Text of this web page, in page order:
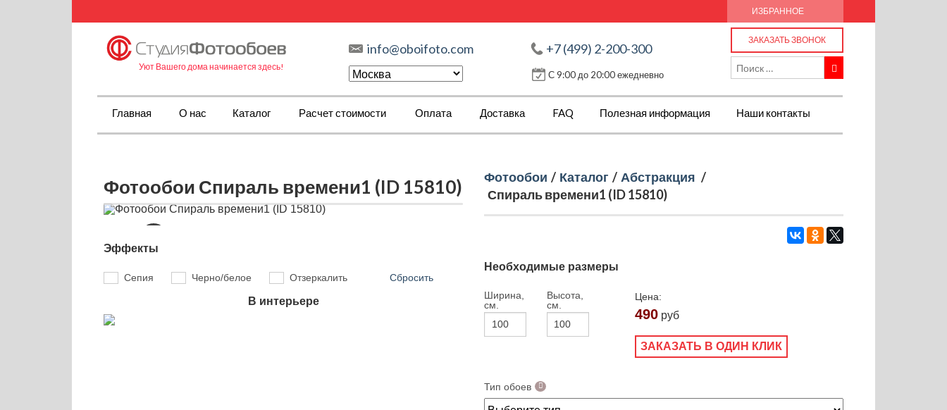
ИЗБРАННОЕ
Уют Вашего дома начинается здесь!
info@oboifoto.com +7 (499) 2-200-300
С 9:00 до 20:00 ежедневно
ЗАКАЗАТЬ ЗВОНОК
Главная О нас Каталог Расчет стоимости Оплата Доставка FAQ Полезная информация Наши контакты
Фотообои Спираль времени1 (ID 15810)
Эффекты
Сепия Черно/белое Отзеркалить Сбросить
В интерьере
Фотообои / Каталог / Абстракция /
Спираль времени1 (ID 15810)
Необходимые размеры
Ширина,
см.
Высота,
см.
Цена:
490 руб
ЗАКАЗАТЬ В ОДИН КЛИК
Тип обоев